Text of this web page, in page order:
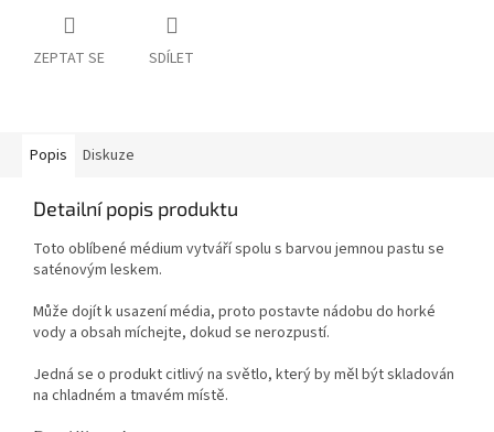
ZEPTAT SE SDÍLET
Popis Diskuze
Detailní popis produktu
Toto oblíbené médium vytváří spolu s barvou jemnou pastu se
saténovým leskem.
Může dojít k usazení média, proto postavte nádobu do horké
vody a obsah míchejte, dokud se nerozpustí.
Jedná se o produkt citlivý na světlo, který by měl být skladován
na chladném a tmavém místě.